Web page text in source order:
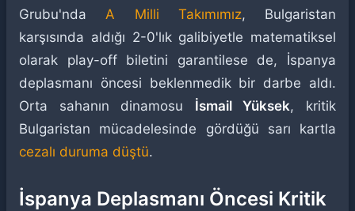
Grubu'ndaA Milli Takımımız, Bulgaristan
karşısında aldığı 2-0'lık galibiyetle matematiksel
olarak play-off biletini garantilese de, İspanya
deplasmanı öncesi beklenmedik bir darbe aldı.
Orta sahanın dinamosu İsmail Yüksek, kritik
Bulgaristan mücadelesinde gördüğü sarı kartla
cezalı duruma düştü.
İspanya Deplasmanı Öncesi Kritik